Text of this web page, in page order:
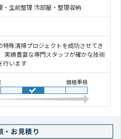
・生前整理 汚部屋・整理収納
殊清掃プロジェクトを成功させてき
実績豊富な専門スタッフが確かな技術
行います
価格重視
・お見積り